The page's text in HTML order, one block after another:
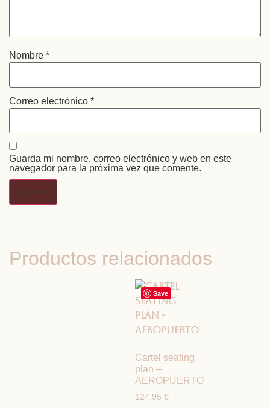
Nombre *
Correo electrónico *
Guarda mi nombre, correo electrónico y web en este
navegador para la próxima vez que comente.
Productos relacionados
Save
Cartel seating
plan –
AEROPUERTO
124,95 €